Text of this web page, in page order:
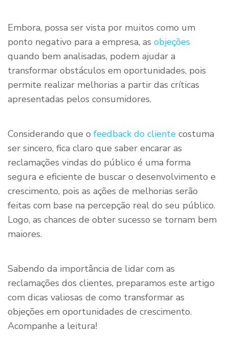
Embora, possa ser vista por muitos como um
ponto negativo para a empresa, as objeções
quando bem analisadas, podem ajudar a
transformar obstáculos em oportunidades, pois
permite realizar melhorias a partir das críticas
apresentadas pelos consumidores.
Considerando que o feedback do cliente costuma
ser sincero, fica claro que saber encarar as
reclamações vindas do público é uma forma
segura e eficiente de buscar o desenvolvimento e
crescimento, pois as ações de melhorias serão
feitas com base na percepção real do seu público.
Logo, as chances de obter sucesso se tornam bem
maiores.
Sabendo da importância de lidar com as
reclamações dos clientes, preparamos este artigo
com dicas valiosas de como transformar as
objeções em oportunidades de crescimento.
Acompanhe a leitura!